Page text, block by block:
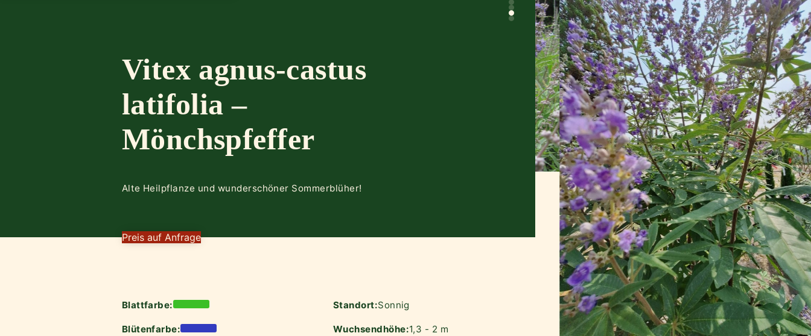
Vitex agnus-castus
latifolia –
Mönchspfeffer
Alte Heilpflanze und wunderschöner Sommerblüher!
Preis auf Anfrage
Blattfarbe:
Blütenfarbe:
Standort:Sonnig
Wuchsendhöhe:1,3 - 2 m